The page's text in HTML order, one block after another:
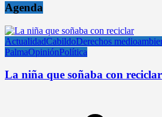
Agenda
ActualidadCabildoDerechos
PalmaOpiniónPolítica
La niña que soñaba con reciclar